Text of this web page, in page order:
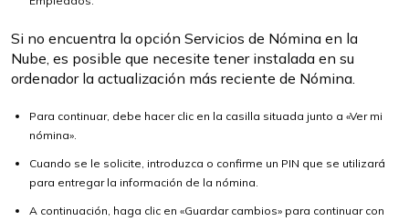
Si no encuentra la opción Servicios de Nómina en la
Nube, es posible que necesite tener instalada en su
ordenador la actualización más reciente de Nómina.
Para continuar, debe hacer clic en la casilla situada junto a «Ver mi
nómina».
Cuando se le solicite, introduzca o confirme un PIN que se utilizará
para entregar la información de la nómina.
A continuación, haga clic en «Guardar cambios» para continuar con